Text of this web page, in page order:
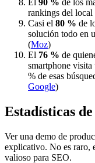
rankings del local
Casi el 80 % de
solución todo en
(Moz)
El 76 % de
smartphone
% de esas
Google)
Estadísticas
Ver una demo de
explicativo. No es raro,
valioso para SEO.